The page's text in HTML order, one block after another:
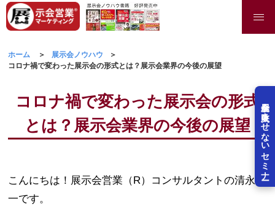
展示会を失敗させないセミナー
ホーム
展示会ノウハウ
コロナ禍で変わった展示会の形式とは？展示会業界の今後の展望
コロナ禍で変わった展示会の形式
とは？展示会業界の今後の展望
こんにちは！展示会営業（R）コンサルタントの清永健
一です。